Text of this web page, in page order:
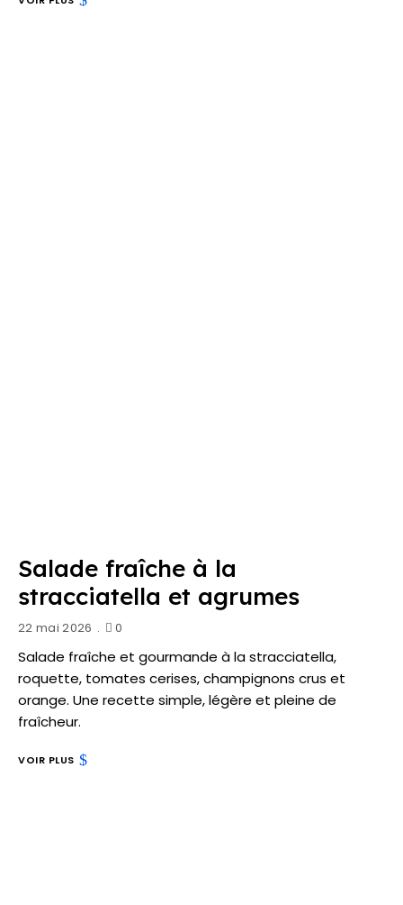
Salade fraîche à la
stracciatella et agrumes
22 mai 2026 0
Salade fraîche et gourmande à la stracciatella,
roquette, tomates cerises, champignons crus et
orange. Une recette simple, légère et pleine de
fraîcheur.
VOIR PLUS